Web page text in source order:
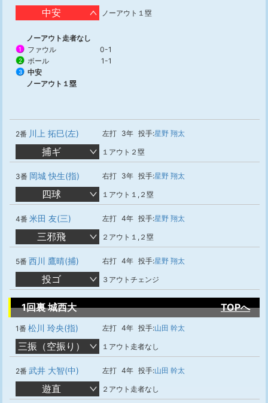
中安 ノーアウト１塁
ノーアウト走者なし
1 ファウル 0-1
2 ボール 1-1
3
中安
ノーアウト１塁
2番 川上 拓巳(左) 左打 3年 投手:星野 翔太
捕ギ １アウト２塁
3番 岡城 快生(指) 右打 3年 投手:星野 翔太
四球 １アウト１,２塁
4番 米田 友(三) 左打 4年 投手:星野 翔太
三邪飛 ２アウト１,２塁
5番 西川 鷹晴(捕) 右打 4年 投手:星野 翔太
投ゴ ３アウトチェンジ
1回裏 城西大 TOPへ
1番 松川 玲央(指) 左打 4年 投手:山田 幹太
三振（空振り） １アウト走者なし
2番 武井 大智(中) 左打 4年 投手:山田 幹太
遊直 ２アウト走者なし